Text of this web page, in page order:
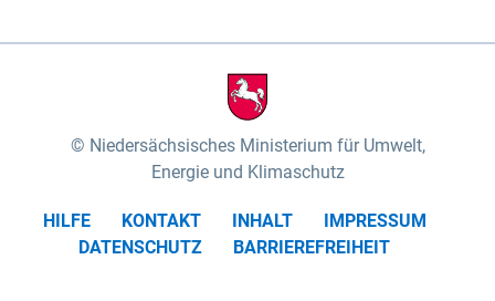
Niedersächsisches Ministerium für Umwelt,
Energie und Klimaschutz
HILFE KONTAKT INHALT
IMPRESSUM
DATENSCHUTZ
BARRIEREFREIHEIT